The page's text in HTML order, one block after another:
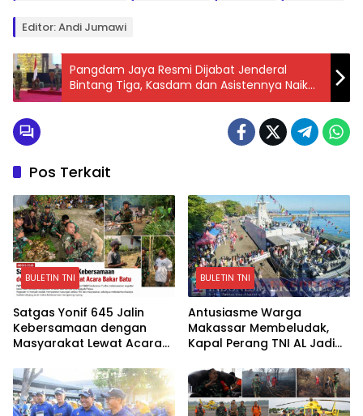
Editor: Andi Jumawi
Pangdam Jaya Resmi Dijabat Jenderal
Bintang Tiga, Kasdam dan Asistennya Naik
Satu Pangkat
Pos Terkait
BULETIN TNI
Satgas Yonif 645 Jalin
Kebersamaan dengan
Masyarakat Lewat Acara
BULETIN TNI
Antusiasme Warga
Makassar Membeludak,
Kapal Perang TNI AL Jadi